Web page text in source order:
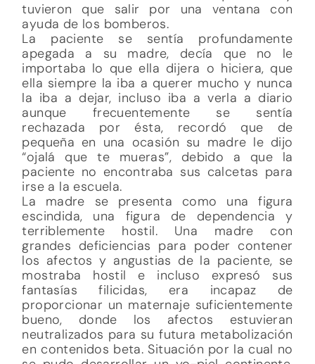
tuvieron que salir por una ventana con
ayuda de los bomberos.
La paciente se sentía profundamente
apegada a su madre, decía que no le
importaba lo que ella dijera o hiciera, que
ella siempre la iba a querer mucho y nunca
la iba a dejar, incluso iba a verla a diario
aunque frecuentemente se sentía
rechazada por ésta, recordó que de
pequeña en una ocasión su madre le dijo
“ojalá que te mueras”, debido a que la
paciente no encontraba sus calcetas para
irse a la escuela.
La madre se presenta como una figura
escindida, una figura de dependencia y
terriblemente hostil. Una madre con
grandes deficiencias para poder contener
los afectos y angustias de la paciente, se
mostraba hostil e incluso expresó sus
fantasías filicidas, era incapaz de
proporcionar un maternaje suficientemente
bueno, donde los afectos estuvieran
neutralizados para su futura metabolización
en contenidos beta. Situación por la cual no